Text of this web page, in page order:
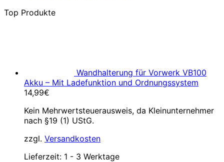
Top Produkte
Wandhalterung für Vorwerk VB100
Akku – Mit Ladefunktion und Ordnungssystem
14,99€
Kein Mehrwertsteuerausweis, da Kleinunternehmer
nach §19 (1) UStG.
zzgl. Versandkosten
Lieferzeit: 1 - 3 Werktage